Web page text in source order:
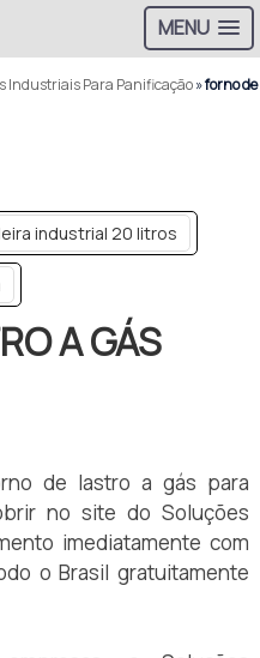
MENU
Industriais Para Panificação»forno de
industrial 20 litros
A GÁS
de lastro a gás para
no site do Soluções
imediatamente com
o Brasil gratuitamente